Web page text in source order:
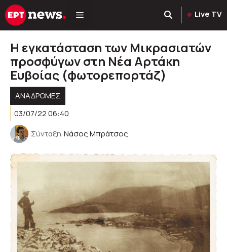
Μετάβαση
σε
Live TV
Η εγκατάσταση των Μικρασιατών
προσφύγων στη Νέα Αρτάκη
Ευβοίας (φωτορεπορτάζ)
ΑΝΑΔΡΟΜΈΣ
03/07/22 06:40
Σύνταξη Νάσος Μπράτσος